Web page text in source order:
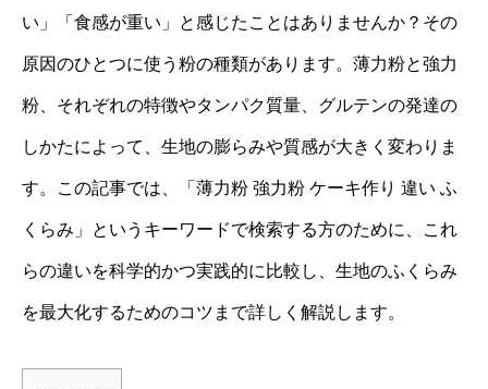
い」「食感が重い」と感じたことはありませんか？その
原因のひとつに使う粉の種類があります。薄力粉と強力
粉、それぞれの特徴やタンパク質量、グルテンの発達の
しかたによって、生地の膨らみや質感が大きく変わりま
す。この記事では、「薄力粉 強力粉 ケーキ作り 違い ふ
くらみ」というキーワードで検索する方のために、これ
らの違いを科学的かつ実践的に比較し、生地のふくらみ
を最大化するためのコツまで詳しく解説します。